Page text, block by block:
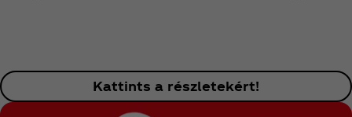
Kattints a részletekért!